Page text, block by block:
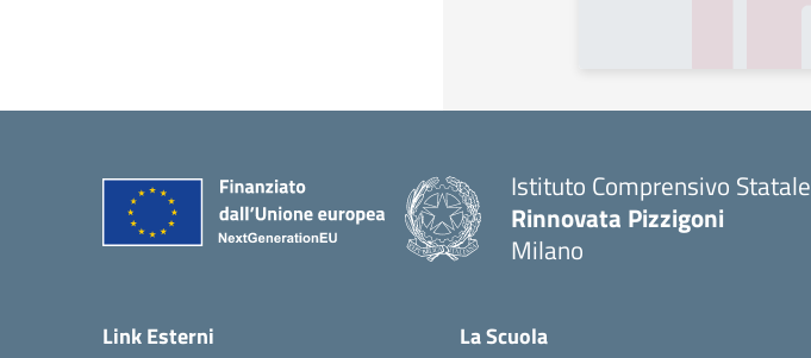
Istituto Comprensivo Statale
Rinnovata Pizzigoni
Milano
Link Esterni La Scuola